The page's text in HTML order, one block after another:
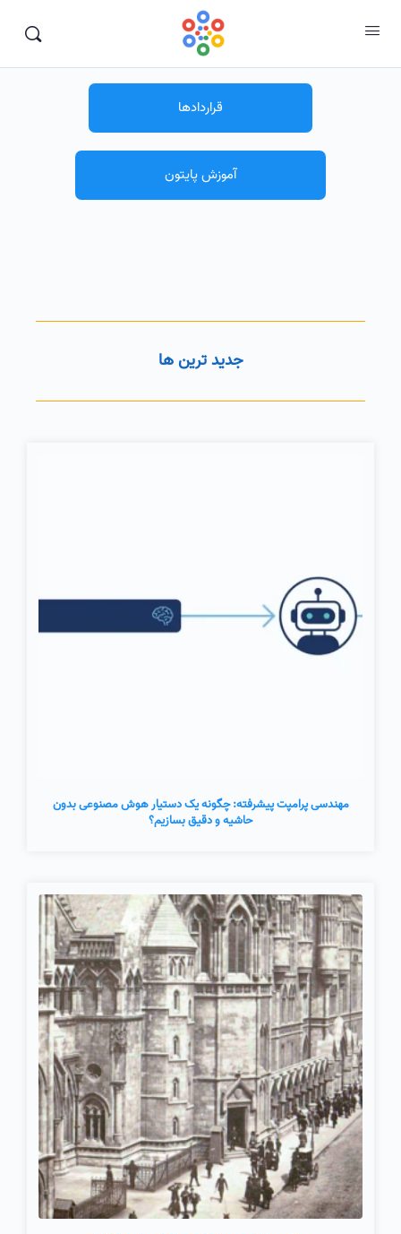
قراردادها
آموزش پایتون
جدید ترین ها
مهندسی پرامپت پیشرفته: چگونه یک دستیار هوش مصنوعی بدون
حاشیه و دقیق بسازیم؟